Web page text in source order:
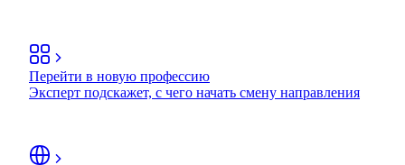
Перейти в новую профессию
Эксперт подскажет, с чего начать смену направления